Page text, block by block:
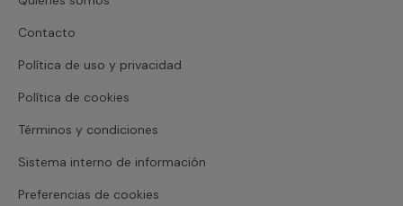
Contacto
Política de uso y privacidad
Política de cookies
Términos y condiciones
Sistema interno de información
Preferencias de cookies